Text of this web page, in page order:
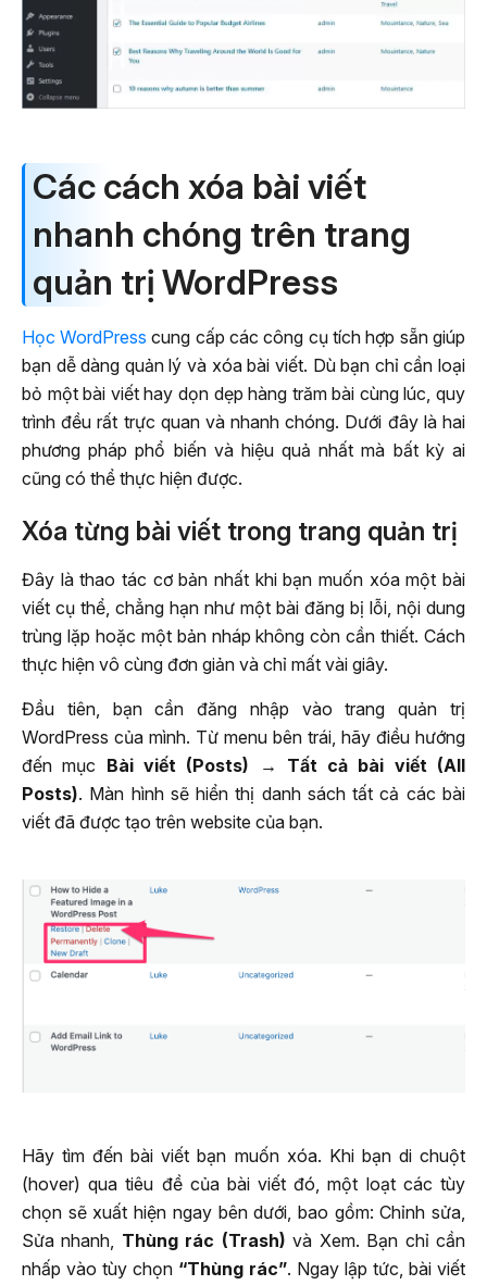
Các cách xóa bài viết
nhanh chóng trên trang
quản trị WordPress
Học WordPress cung cấp các công cụ tích hợp sẵn giúp
bạn dễ dàng quản lý và xóa bài viết. Dù bạn chỉ cần loại
bỏ một bài viết hay dọn dẹp hàng trăm bài cùng lúc, quy
trình đều rất trực quan và nhanh chóng. Dưới đây là hai
phương pháp phổ biến và hiệu quả nhất mà bất kỳ ai
cũng có thể thực hiện được.
Xóa từng bài viết trong trang quản trị
Đây là thao tác cơ bản nhất khi bạn muốn xóa một bài
viết cụ thể, chẳng hạn như một bài đăng bị lỗi, nội dung
trùng lặp hoặc một bản nháp không còn cần thiết. Cách
thực hiện vô cùng đơn giản và chỉ mất vài giây.
Đầu tiên, bạn cần đăng nhập vào trang quản trị
WordPress của mình. Từ menu bên trái, hãy điều hướng
đến mục Bài viết (Posts) → Tất cả bài viết (All
Posts). Màn hình sẽ hiển thị danh sách tất cả các bài
viết đã được tạo trên website của bạn.
Hãy tìm đến bài viết bạn muốn xóa. Khi bạn di chuột
(hover) qua tiêu đề của bài viết đó, một loạt các tùy
chọn sẽ xuất hiện ngay bên dưới, bao gồm: Chỉnh sửa,
Sửa nhanh, Thùng rác (Trash) và Xem. Bạn chỉ cần
nhấp vào tùy chọn “Thùng rác”. Ngay lập tức, bài viết